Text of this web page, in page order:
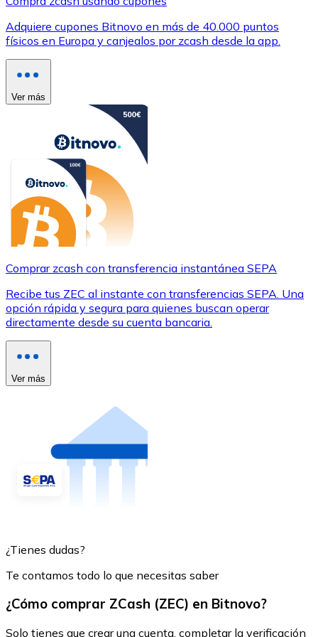
Adquiere cupones Bitnovo en más de 40.000 puntos
físicos en Europa y canjealos por zcash desde la app.
Ver más
Comprar zcash con transferencia instantánea SEPA
Recibe tus ZEC al instante con transferencias SEPA. Una
opción rápida y segura para quienes buscan operar
directamente desde su cuenta bancaria.
Ver más
¿Tienes dudas?
Te contamos todo lo que necesitas saber
¿Cómo comprar ZCash (ZEC) en Bitnovo?
Solo tienes que crear una cuenta, completar la verificación